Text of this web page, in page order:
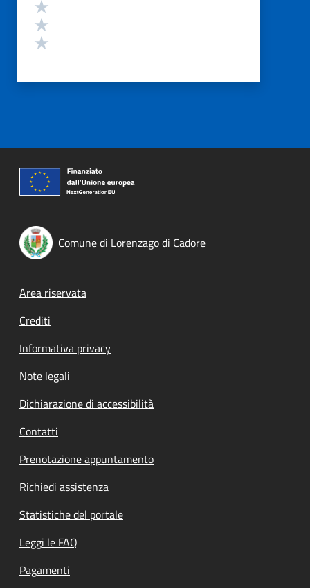
Comune di Lorenzago di Cadore
Footer menu
Area riservata
Crediti
Informativa privacy
Note legali
Dichiarazione di accessibilità
Contatti
Prenotazione appuntamento
Richiedi assistenza
Statistiche del portale
Leggi le FAQ
Pagamenti